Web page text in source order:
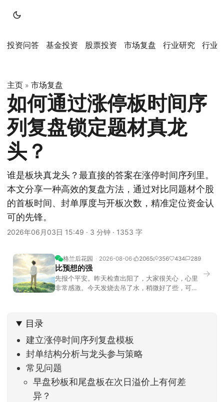
投资问答 基金投资 股票投资 市场复盘 行业研究 行业
主页 » 市场复盘
如何通过涨停板时间序
列复盘锁定题材真龙
头？
谁是板块真龙头？最直接的答案在涨停时间序列里。
本文分享一种高效的复盘方法，通过对比同题材个股
的首板时间、封单厚度与开板次数，精准定位资金认
可的先锋。
2026年06月03日 15:49 · 3 分钟 · 1353 字
格兰后花园 2026-08-06 2065 356 434 289
比预想的强
先报个平安。昨天检查出阳了，大家很关心，心里
非常感激。今天发烧去吊了水，稍微好了些，可没
去相差不大，但细看下来，跌幅超过3%的只有不到
→
目录
建立涨停时间序列复盘模板
封单结构分析与龙头参与策略
常见问题
早盘秒板和尾盘板在次日溢价上有何差
异？